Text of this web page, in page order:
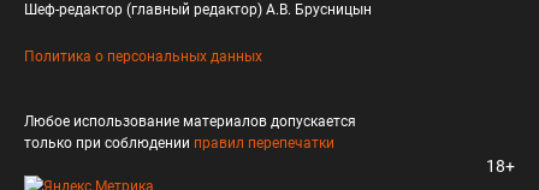
Шеф-редактор (главный редактор) А.В. Брусницын
Политика о персональных данных
Любое использование материалов допускается
только при соблюдении правил перепечатки
18+